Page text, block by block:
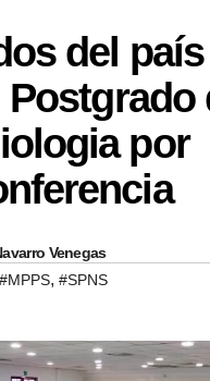
del
por
Venegas
#MPPS, #SPNS